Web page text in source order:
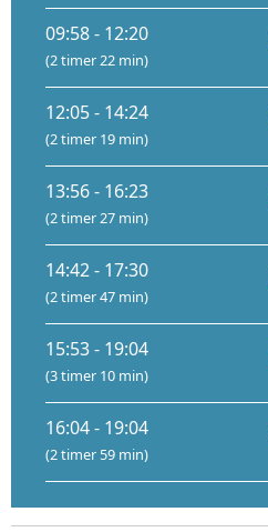
09:58 - 12:20
(2 timer 22 min)
12:05 - 14:24
(2 timer 19 min)
13:56 - 16:23
(2 timer 27 min)
14:42 - 17:30
(2 timer 47 min)
15:53 - 19:04
(3 timer 10 min)
16:04 - 19:04
(2 timer 59 min)